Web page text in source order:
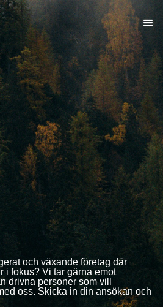
och växande företag där
i fokus? Vi tar gärna emot
drivna personer som vill
oss. Skicka in din ansökan och